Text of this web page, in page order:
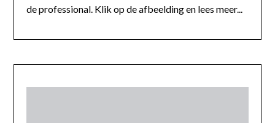
de professional. Klik op de afbeelding en lees meer...